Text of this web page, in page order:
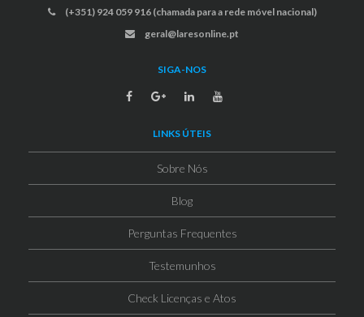
(+351) 924 059 916 (chamada para a rede móvel nacional)
geral@laresonline.pt
SIGA-NOS
LINKS ÚTEIS
Sobre Nós
Blog
Perguntas Frequentes
Testemunhos
Check Licenças e Atos